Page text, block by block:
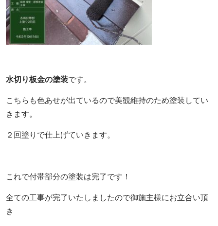
水切り板金の塗装です。
こちらも色あせが出ているので美観維持のため塗装してい
きます。
２回塗りで仕上げていきます。
これで付帯部分の塗装は完了です！
全ての工事が完了いたしましたので御施主様にお立合い頂
き